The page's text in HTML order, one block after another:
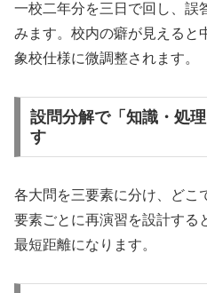
一校二年分を三日で回し、誤
みます。校内の癖が見えると
象校仕様に微調整されます。
設問分解で「知識・処
す
各大問を三要素に分け、どこ
要素ごとに再演習を設計する
最短距離になります。